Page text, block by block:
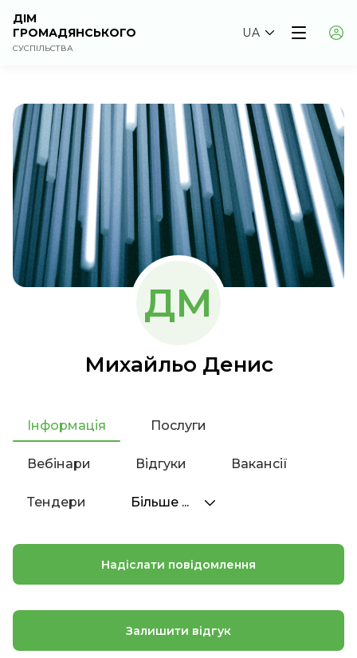
ДІМ
ГРОМАДЯНСЬКОГО
СУСПІЛЬСТВА
UA
ДМ
Михайльо Денис
Інформація Послуги
Вебінари Відгуки Вакансії
Тендери Більше ...
Надіслати повідомлення
Залишити відгук